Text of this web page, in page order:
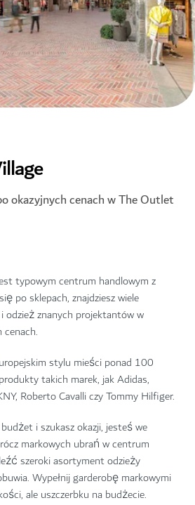
okazyjnych cenach w The Outlet
typowym centrum handlowym z
po sklepach, znajdziesz wiele
odzież znanych projektantów w
stylu mieści ponad 100
takich marek, jak Adidas,
Roberto Cavalli czy Tommy Hilfiger.
i szukasz okazji, jesteś we
markowych ubrań w centrum
szeroki asortyment odzieży
Wypełnij garderobę markowymi
ale uszczerbku na budżecie.